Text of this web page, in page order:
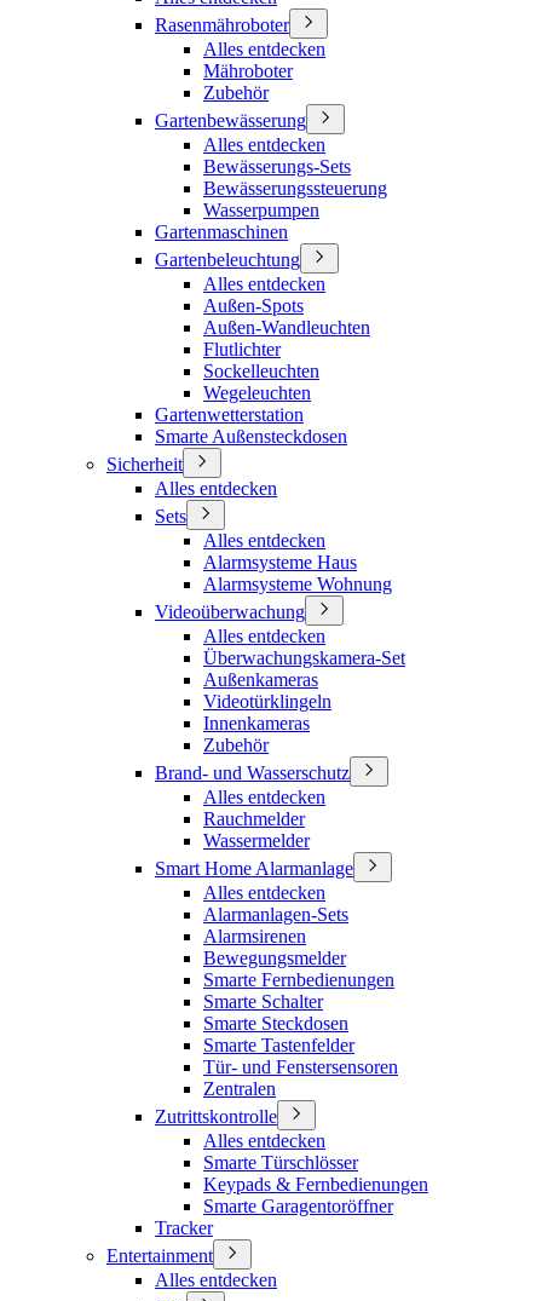
Rasenmähroboter
Alles entdecken
Mähroboter
Zubehör
Gartenbewässerung
Alles entdecken
Bewässerungs-Sets
Bewässerungssteuerung
Wasserpumpen
Gartenmaschinen
Gartenbeleuchtung
Alles entdecken
Außen-Spots
Außen-Wandleuchten
Flutlichter
Sockelleuchten
Wegeleuchten
Gartenwetterstation
Smarte Außensteckdosen
Sicherheit
Alles entdecken
Sets
Alles entdecken
Alarmsysteme Haus
Alarmsysteme Wohnung
Videoüberwachung
Alles entdecken
Überwachungskamera-Set
Außenkameras
Videotürklingeln
Innenkameras
Zubehör
Brand- und Wasserschutz
Alles entdecken
Rauchmelder
Wassermelder
Smart Home Alarmanlage
Alles entdecken
Alarmanlagen-Sets
Alarmsirenen
Bewegungsmelder
Smarte Fernbedienungen
Smarte Schalter
Smarte Steckdosen
Smarte Tastenfelder
Tür- und Fenstersensoren
Zentralen
Zutrittskontrolle
Alles entdecken
Smarte Türschlösser
Keypads & Fernbedienungen
Smarte Garagentoröffner
Tracker
Entertainment
Alles entdecken